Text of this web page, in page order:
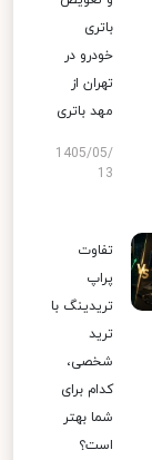
باتری
خودرو در
تهران از
مهد باتری
1405/05/
13
تفاوت
پراپ
تریدینگ با
ترید
شخصی،
کدام برای
شما بهتر
است؟